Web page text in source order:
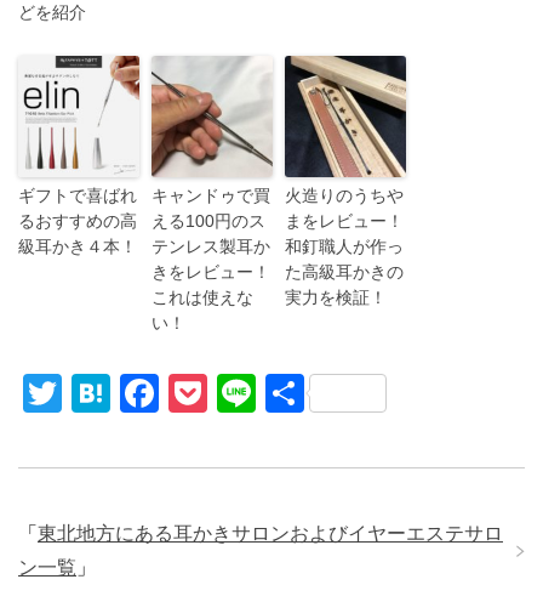
どを紹介
ギフトで喜ばれ
るおすすめの高
級耳かき４本！
キャンドゥで買
える100円のス
テンレス製耳か
きをレビュー！
これは使えな
い！
火造りのうちや
まをレビュー！
和釘職人が作っ
た高級耳かきの
実力を検証！
T
tt
H
e
a
F
c
b
P
ck
Li
e
共
「 東北地方にある耳かきサロンおよびイヤーエステサロ
ン一覧 」